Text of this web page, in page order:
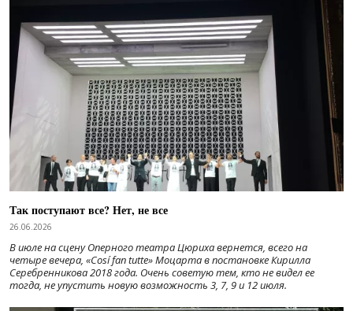
Так поступают все? Нет, не все
26.06.2026
В июле на сцену Оперного театра Цюриха вернется, всего на
четыре вечера, «Cosí fan tutte» Моцарта в постановке Кирилла
Серебренникова 2018 года. Очень советую тем, кто не видел ее
тогда, не упустить новую возможность 3, 7, 9 и 12 июля.